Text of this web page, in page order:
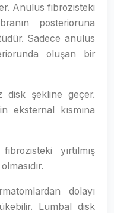
Anulus fibrozisteki
posterioruna
Sadece anulus
oluşan bir
disk şekline geçer.
eksternal kısmına
yırtılmış
dolayı
Lumbal disk